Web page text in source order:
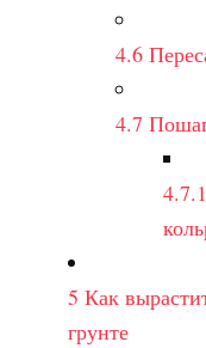
4.6
4.7
4.7.1
5 Как
грунте